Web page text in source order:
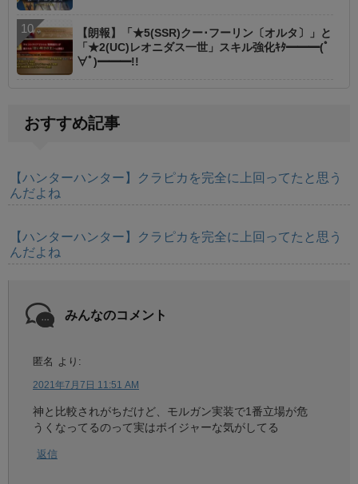
【朗報】「★5(SSR)クー･フーリン〔オルタ〕」と
「★2(UC)レオニダス一世」スキル強化ｷﾀ━━━(ﾟ
∀ﾟ)━━━!!
おすすめ記事
【ハンターハンター】クラピカを完全に上回ってたと思う
んだよね
【ハンターハンター】クラピカを完全に上回ってたと思う
んだよね
みんなのコメント
匿名 より:
2021年7月7日 11:51 AM
神と比較されがちだけど、モルガン実装で1番立場が危
うくなってるのって実はボイジャーな気がしてる
返信